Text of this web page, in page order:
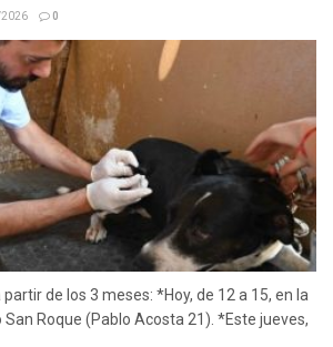
0
de los 3 meses: *Hoy, de 12 a 15, en la
Roque (Pablo Acosta 21). *Este jueves,